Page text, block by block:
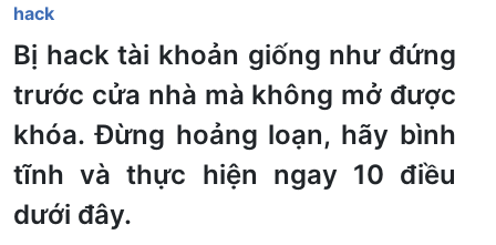
hack
Bị hack tài khoản giống như đứng
trước cửa nhà mà không mở được
khóa. Đừng hoảng loạn, hãy bình
tĩnh và thực hiện ngay 10 điều
dưới đây.